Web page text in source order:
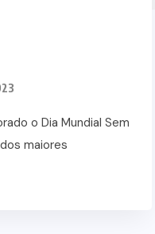
o Dia Mundial Sem
maiores